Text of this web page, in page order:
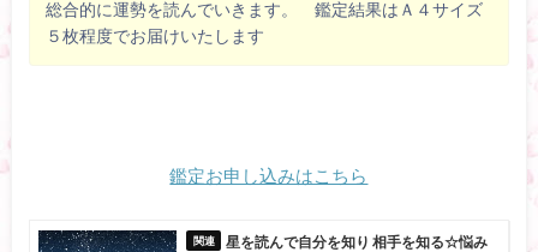
総合的に運勢を読んでいきます。 鑑定結果はＡ４サイズ
５枚程度でお届けいたします
鑑定お申し込みはこちら
星を読んで自分を知り 相手を知る☆悩み